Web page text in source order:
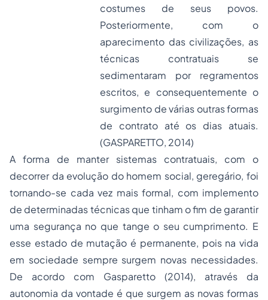
costumes de seus povos.
Posteriormente, com o
aparecimento das civilizações, as
técnicas contratuais se
sedimentaram por regramentos
escritos, e consequentemente o
surgimento de várias outras formas
de contrato até os dias atuais.
(GASPARETTO, 2014)
A forma de manter sistemas contratuais, com o
decorrer da evolução do homem social, geregário, foi
tornando-se cada vez mais formal, com implemento
de determinadas técnicas que tinham o fim de garantir
uma segurança no que tange o seu cumprimento. E
esse estado de mutação é permanente, pois na vida
em sociedade sempre surgem novas necessidades.
De acordo com Gasparetto (2014), através da
autonomia da vontade é que surgem as novas formas